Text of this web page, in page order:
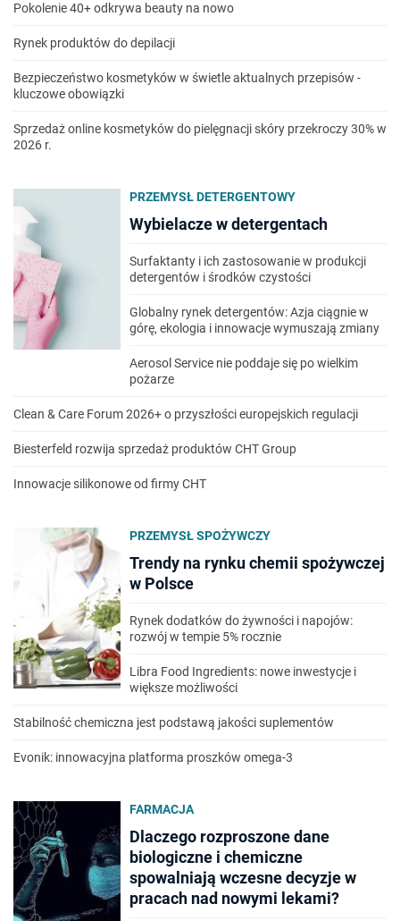
Pokolenie 40+ odkrywa beauty na nowo
Rynek produktów do depilacji
Bezpieczeństwo kosmetyków w świetle aktualnych przepisów -
kluczowe obowiązki
Sprzedaż online kosmetyków do pielęgnacji skóry przekroczy 30% w
2026 r.
PRZEMYSŁ DETERGENTOWY
Wybielacze w detergentach
Surfaktanty i ich zastosowanie w produkcji
detergentów i środków czystości
Globalny rynek detergentów: Azja ciągnie w
górę, ekologia i innowacje wymuszają zmiany
Aerosol Service nie poddaje się po wielkim
pożarze
Clean & Care Forum 2026+ o przyszłości europejskich regulacji
Biesterfeld rozwija sprzedaż produktów CHT Group
Innowacje silikonowe od firmy CHT
PRZEMYSŁ SPOŻYWCZY
Trendy na rynku chemii spożywczej
w Polsce
Rynek dodatków do żywności i napojów:
rozwój w tempie 5% rocznie
Libra Food Ingredients: nowe inwestycje i
większe możliwości
Stabilność chemiczna jest podstawą jakości suplementów
Evonik: innowacyjna platforma proszków omega-3
FARMACJA
Dlaczego rozproszone dane
biologiczne i chemiczne
spowalniają wczesne decyzje w
pracach nad nowymi lekami?